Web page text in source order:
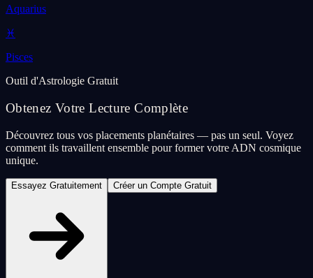
Aquarius
♓
Pisces
Outil d'Astrologie Gratuit
Obtenez Votre Lecture Complète
Découvrez tous vos placements planétaires — pas un seul. Voyez
comment ils travaillent ensemble pour former votre ADN cosmique
unique.
Essayez Gratuitement Créer un Compte Gratuit